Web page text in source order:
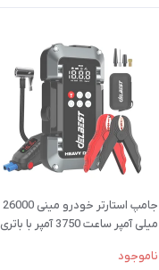
جامپ استارتر خودرو مینی 26000
میلی آمپر ساعت 3750 آمپر با باتری
،کمپرسور هوا برای خودرو
ناموجود